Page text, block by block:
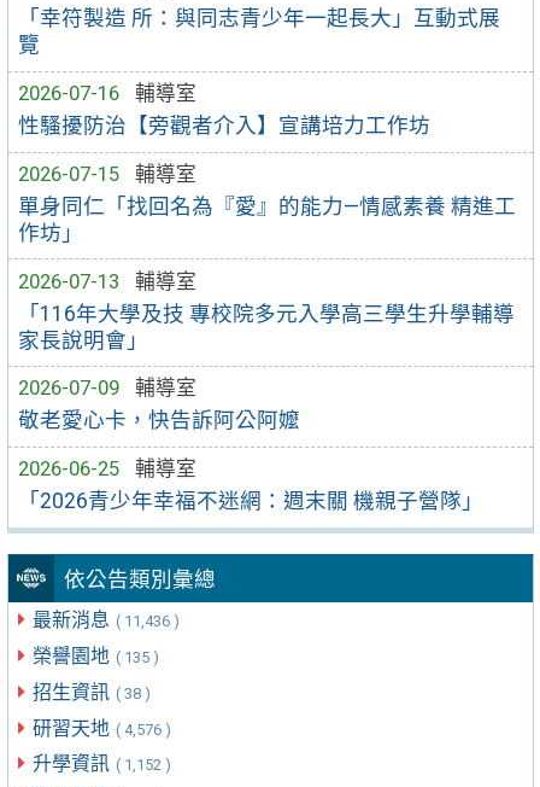
「幸符製造 所：與同志青少年一起長大」互動式展
覽
2026-07-16
輔導室
性騷擾防治【旁觀者介入】宣講培力工作坊
2026-07-15
輔導室
單身同仁「找回名為『愛』的能力—情感素養 精進工
作坊」
2026-07-13
輔導室
「116年大學及技 專校院多元入學高三學生升學輔導
家長說明會」
2026-07-09
輔導室
敬老愛心卡，快告訴阿公阿嬤
2026-06-25
輔導室
「2026青少年幸福不迷網：週末關 機親子營隊」
依公告類別彙總
最新消息 ( 11,436 )
榮譽園地 ( 135 )
招生資訊 ( 38 )
研習天地 ( 4,576 )
升學資訊 ( 1,152 )